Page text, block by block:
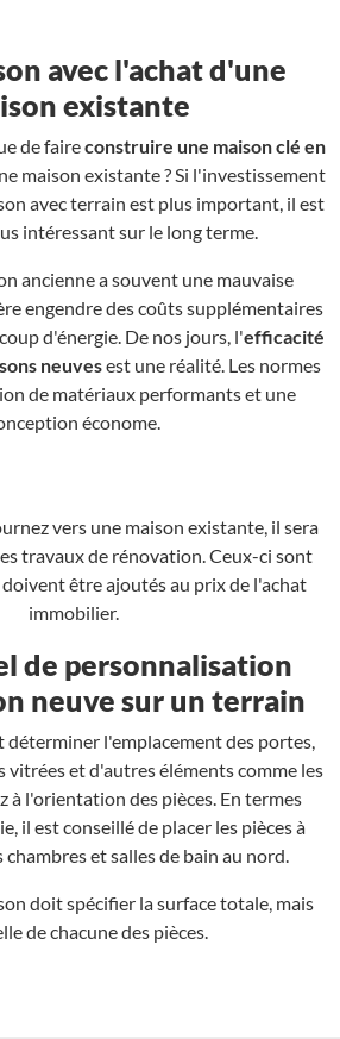
avec l'achat d'une
existante
de faireconstruire une maison clé en
maison existante ? Si l'investissement
avec terrain est plus important, il est
intéressant sur le long terme.
ancienne a souvent une mauvaise
engendre des coûts supplémentaires
d'énergie. De nos jours, l'efficacité
neuvesest une réalité. Les normes
de matériaux performants et une
économe.
vers une maison existante, il sera
travaux de rénovation. Ceux-ci sont
être ajoutés au prix de l'achat
immobilier.
de personnalisation
neuve sur un terrain
déterminer l'emplacement des portes,
vitrées et d'autres éléments comme les
à l'orientation des pièces. En termes
il est conseillé de placer les pièces à
et salles de bain au nord.
doit spécifier la surface totale, mais
de chacune des pièces.